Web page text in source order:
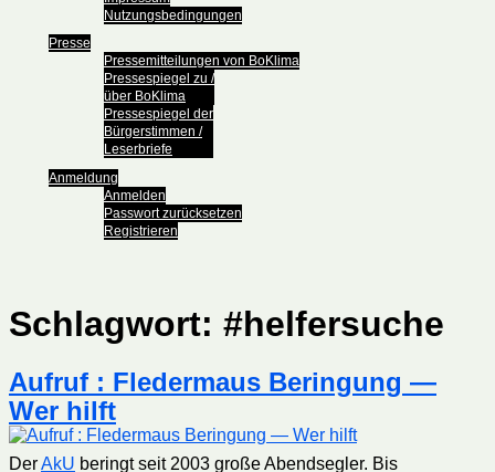
Nutzungsbedingungen
Presse
Pressemitteilungen von BoKlima
Pressespiegel zu /
über BoKlima
Pressespiegel der
Bürgerstimmen /
Leserbriefe
Anmeldung
Anmelden
Passwort zurücksetzen
Registrieren
Schlagwort: #helfersuche
Aufruf : Fledermaus Beringung —
Wer hilft
DerAkU beringt seit 2003 große Abendsegler. Bis